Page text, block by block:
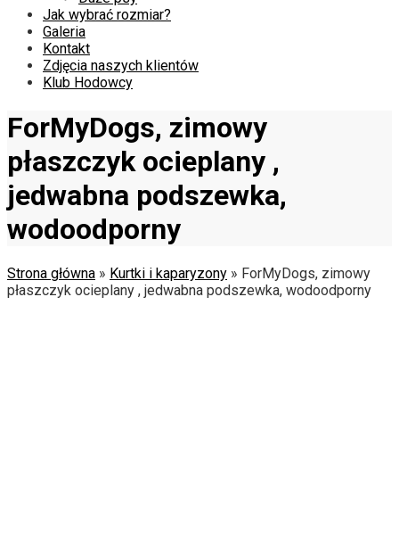
Jak wybrać rozmiar?
Galeria
Kontakt
Zdjęcia naszych klientów
Klub Hodowcy
ForMyDogs, zimowy
płaszczyk ocieplany ,
jedwabna podszewka,
wodoodporny
Strona główna » Kurtki i kaparyzony » ForMyDogs, zimowy
płaszczyk ocieplany , jedwabna podszewka, wodoodporny